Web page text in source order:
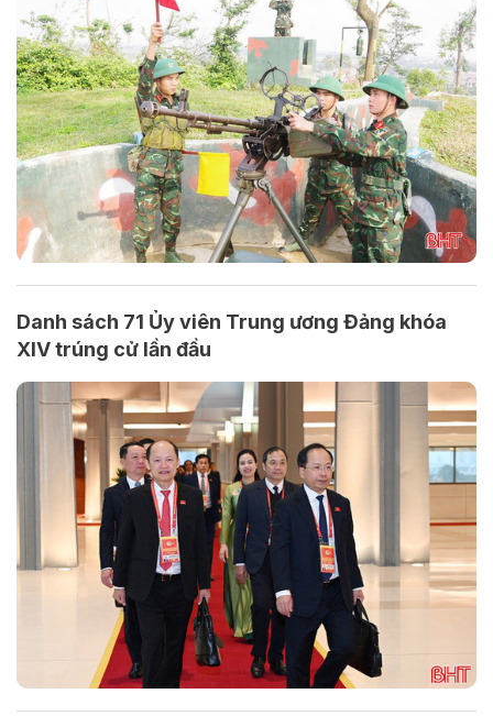
Danh sách 71 Ủy viên Trung ương Đảng khóa
XIV trúng cử lần đầu